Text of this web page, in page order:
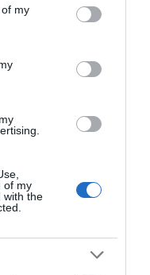
You may click to
its third-party tags to
in below Google
my
of my
with the
πυρκαγιάς στις
Η φέρουσα